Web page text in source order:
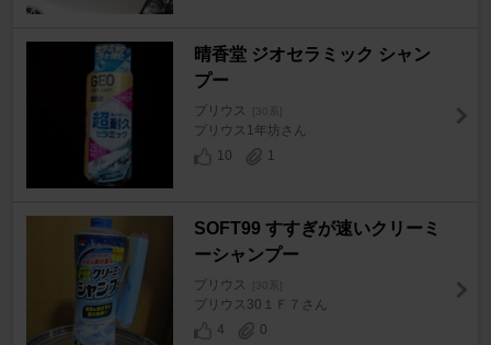
晴香堂 ジオセラミック シャン
プー
プリウス [30系]
プリウス1年坊さん
10
1
SOFT99 すすぎが速いクリーミ
ーシャンプー
プリウス [30系]
プリウス30１Ｆ７さん
4
0